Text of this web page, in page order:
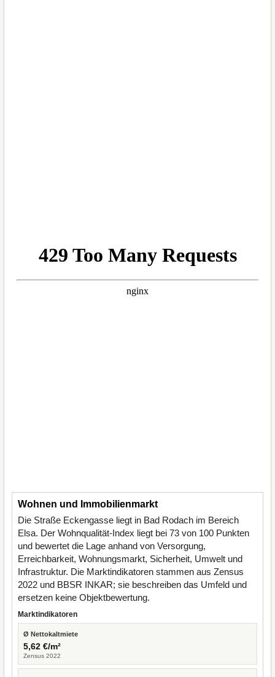
Wohnen und Immobilienmarkt
Die Straße Eckengasse liegt in Bad Rodach im Bereich
Elsa. Der Wohnqualität-Index liegt bei 73 von 100 Punkten
und bewertet die Lage anhand von Versorgung,
Erreichbarkeit, Wohnungsmarkt, Sicherheit, Umwelt und
Infrastruktur. Die Marktindikatoren stammen aus Zensus
2022 und BBSR INKAR; sie beschreiben das Umfeld und
ersetzen keine Objektbewertung.
Marktindikatoren
Ø Nettokaltmiete
5,62 €/m²
Zensus 2022